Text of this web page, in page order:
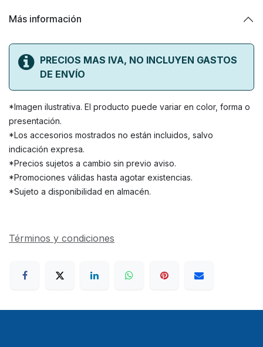
Más información
PRECIOS MAS IVA, NO INCLUYEN GASTOS
DE ENVÍO
*Imagen ilustrativa. El producto puede variar en color, forma o
presentación.
*Los accesorios mostrados no están incluidos, salvo
indicación expresa.
*Precios sujetos a cambio sin previo aviso.
*Promociones válidas hasta agotar existencias.
*Sujeto a disponibilidad en almacén.
Términos y condiciones